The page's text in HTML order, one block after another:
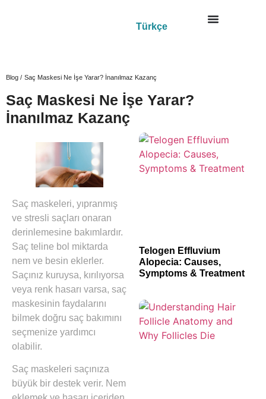
Türkçe
Blog / Saç Maskesi Ne İşe Yarar? İnanılmaz Kazanç
Saç Maskesi Ne İşe Yarar?
İnanılmaz Kazanç
Saç maskeleri, yıpranmış
ve stresli saçları onaran
derinlemesine bakımlardır.
Saç teline bol miktarda
nem ve besin eklerler.
Saçınız kuruysa, kırılıyorsa
veya renk hasarı varsa, saç
maskesinin faydalarını
bilmek doğru saç bakımını
seçmenize yardımcı
olabilir.
Saç maskeleri saçınıza
büyük bir destek verir. Nem
Telogen Effluvium
Alopecia: Causes,
Symptoms & Treatment